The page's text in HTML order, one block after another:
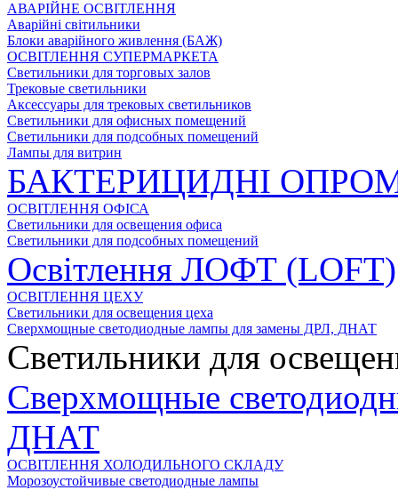
АВАРІЙНЕ ОСВІТЛЕННЯ
Аварійні світильники
Блоки аварійного живлення (БАЖ)
ОСВІТЛЕННЯ СУПЕРМАРКЕТА
Светильники для торговых залов
Трековые светильники
Аксессуары для трековых светильников
Светильники для офисных помещений
Светильники для подсобных помещений
Лампы для витрин
БАКТЕРИЦИДНІ
ОСВІТЛЕННЯ ОФІСА
Светильники для освещения офиса
Светильники для подсобных помещений
Освітлення ЛОФТ (LOFT)
ОСВІТЛЕННЯ ЦЕХУ
Светильники для освещения цеха
Сверхмощные светодиодные лампы для замены ДРЛ, ДНАТ
Светильники для
Сверхмощные
ДНАТ
ОСВІТЛЕННЯ ХОЛОДИЛЬНОГО СКЛАДУ
Морозоустойчивые светодиодные лампы